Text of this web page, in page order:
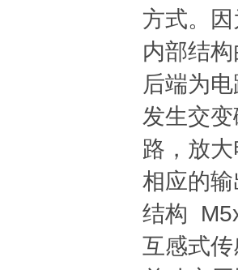
方式。
内部结
后端为
发生交
路，放
相应的
结构
互感式